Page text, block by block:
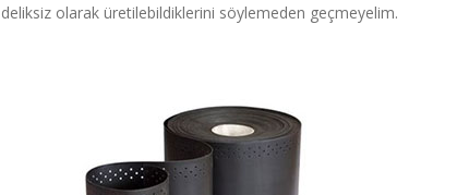
deliksiz olarak üretilebildiklerini söylemeden geçmeyelim.